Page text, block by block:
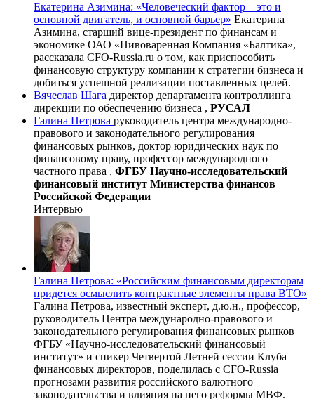
Екатерина Азимина: «Человеческий фактор – это и
основной двигатель, и основной барьер» Екатерина
Азимина, старший вице-президент по финансам и
экономике ОАО «Пивоваренная Компания «Балтика»,
рассказала CFO-Russia.ru о том, как приспособить
финансовую структуру компании к стратегии бизнеса и
добиться успешной реализации поставленных целей.
Вячеслав Шага директор департамента контроллинга
дирекции по обеспечению бизнеса , РУСАЛ
Галина Петрова руководитель центра международно-
правового и законодательного регулирования
финансовых рынков, доктор юридических наук по
финансовому праву, профессор международного
частного права , ФГБУ Научно-исследовательский
финансовый институт Министерства финансов
Российской Федерации
Интервью
Галина Петрова: «Российским финансовым директорам
придется осмыслить контрактные элементы права ВТО»
Галина Петрова, известный эксперт, д.ю.н., профессор,
руководитель Центра международно-правового и
законодательного регулирования финансовых рынков
ФГБУ «Научно-исследовательский финансовый
институт» и спикер Четвертой Летней сессии Клуба
финансовых директоров, поделилась с CFO-Russia
прогнозами развития российского валютного
законодательства и влияния на него реформы МВФ.